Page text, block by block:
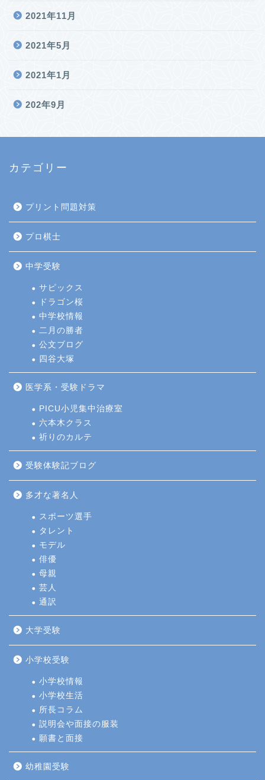
2021年11月
2021年5月
2021年1月
202年9月
カテゴリー
プリント問題対策
プロ棋士
中学受験
サピックス
ドラゴン桜
中学校情報
二月の勝者
公文ブログ
四谷大塚
医学系・受験ドラマ
PICU小児集中治療室
六本木クラス
祈りのカルテ
受験体験記ブログ
多才な著名人
スポーツ選手
タレント
モデル
俳優
母親
芸人
通訳
大学受験
小学校受験
小学校情報
小学校生活
所長コラム
説明会や面接の服装
願書と面接
幼稚園受験